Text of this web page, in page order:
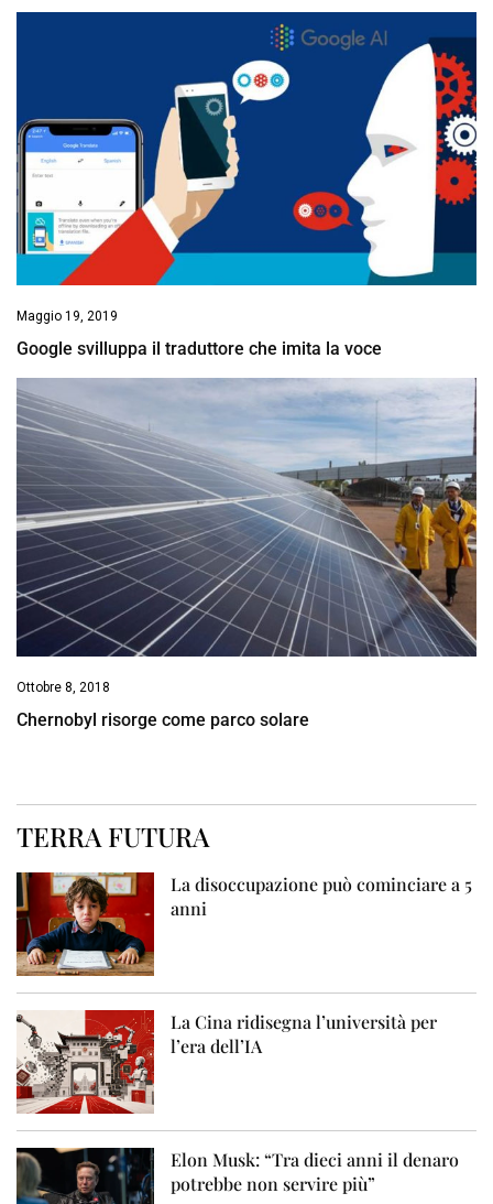
Maggio 19, 2019
Google svilluppa il traduttore che imita la voce
Ottobre 8, 2018
Chernobyl risorge come parco solare
TERRA FUTURA
La disoccupazione può cominciare a 5
anni
La Cina ridisegna l’università per
l’era dell’IA
Elon Musk: “Tra dieci anni il denaro
potrebbe non servire più”